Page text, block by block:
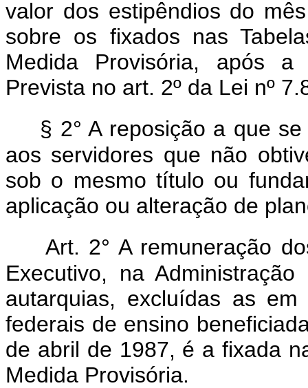
valor dos estipêndios do
sobre os fixados nas
Medida Provisória, após a
Prevista no art. 2º da Lei nº
§ 2° A reposição a que
aos servidores que não
sob o mesmo título ou
aplicação ou alteração de
Art. 2° A remuneração
Executivo, na
autarquias, excluídas as
federais de ensino
de abril de 1987, é a fixada
Medida Provisória.